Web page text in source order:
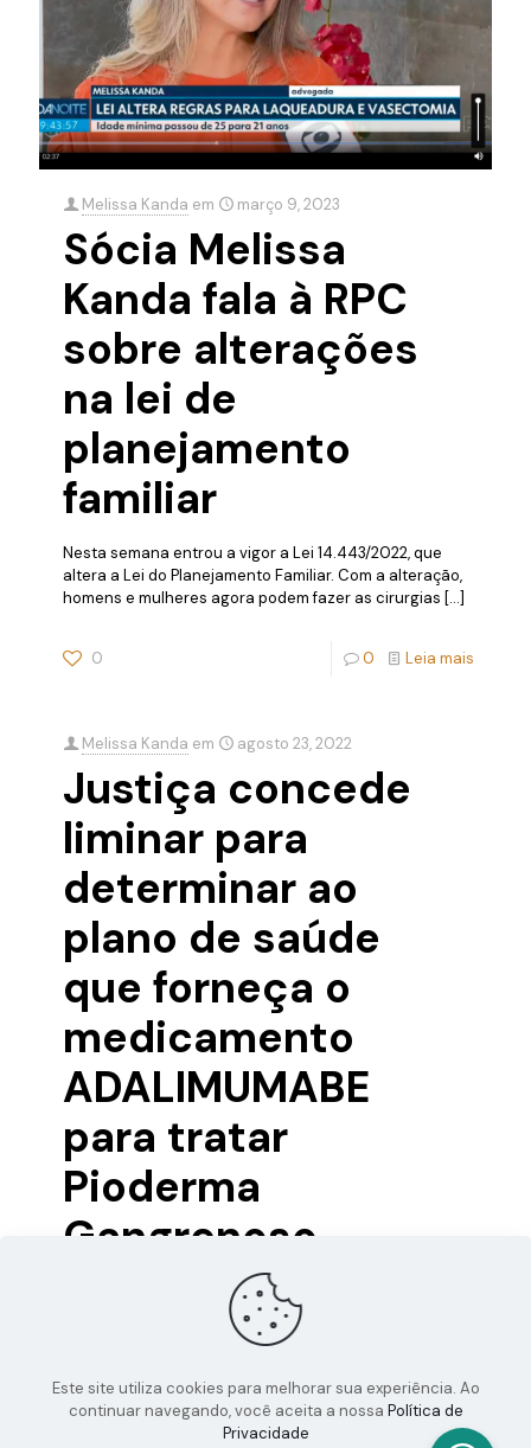
Melissa Kanda em março 9, 2023
Sócia Melissa
Kanda fala à RPC
sobre alterações
na lei de
planejamento
familiar
Nesta semana entrou a vigor a Lei 14.443/2022, que
altera a Lei do Planejamento Familiar. Com a alteração,
homens e mulheres agora podem fazer as cirurgias […]
0 0 Leia mais
Melissa Kanda em agosto 23, 2022
Justiça concede
liminar para
determinar ao
plano de saúde
que forneça o
medicamento
ADALIMUMABE
para tratar
Pioderma
Gangrenoso.
O juiz da 9a Vara Cível de Curitiba concedeu liminar
para determinar que o plano de saúde forneça o
medicamento Adalimumabe (nome comercial Humira)
0 0 Leia mais
Este site utiliza cookies para melhorar sua experiência. Ao
continuar navegando, você aceita a nossa Política de
Privacidade